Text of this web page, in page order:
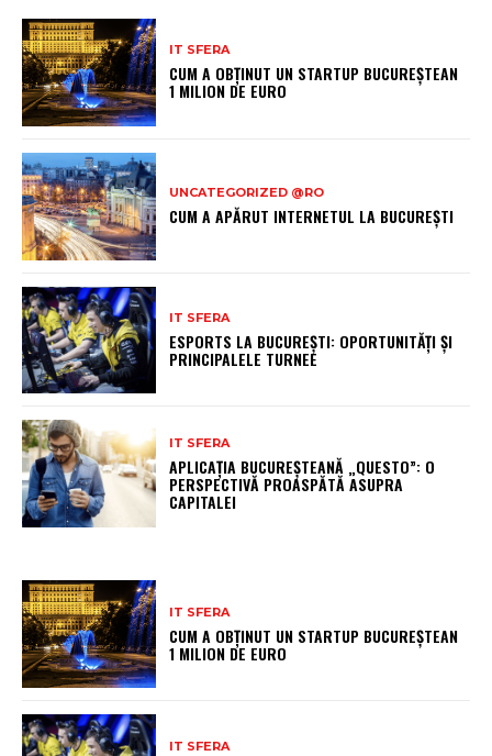
IT SFERA
CUM A OBȚINUT UN STARTUP BUCUREȘTEAN
1 MILION DE EURO
UNCATEGORIZED @RO
CUM A APĂRUT INTERNETUL LA BUCUREȘTI
IT SFERA
ESPORTS LA BUCUREȘTI: OPORTUNITĂȚI ȘI
PRINCIPALELE TURNEE
IT SFERA
APLICAȚIA BUCUREȘTEANĂ „QUESTO”: O
PERSPECTIVĂ PROASPĂTĂ ASUPRA
CAPITALEI
IT SFERA
CUM A OBȚINUT UN STARTUP BUCUREȘTEAN
1 MILION DE EURO
IT SFERA